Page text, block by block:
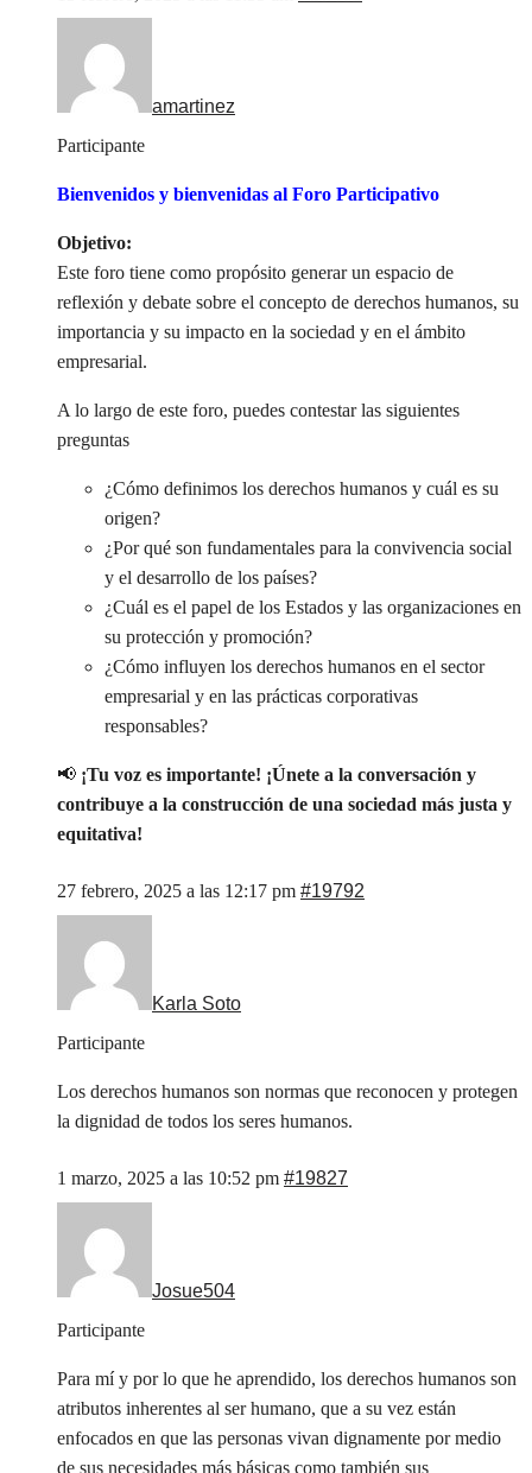
amartinez
Participante
Bienvenidos y bienvenidas al Foro Participativo
Objetivo:
Este foro tiene como propósito generar un espacio de
reflexión y debate sobre el concepto de derechos humanos, su
importancia y su impacto en la sociedad y en el ámbito
empresarial.
A lo largo de este foro, puedes contestar las siguientes
preguntas
¿Cómo definimos los derechos humanos y cuál es su
origen?
¿Por qué son fundamentales para la convivencia social
y el desarrollo de los países?
¿Cuál es el papel de los Estados y las organizaciones en
su protección y promoción?
¿Cómo influyen los derechos humanos en el sector
empresarial y en las prácticas corporativas
responsables?
📢 ¡Tu voz es importante! ¡Únete a la conversación y
contribuye a la construcción de una sociedad más justa y
equitativa!
27 febrero, 2025 a las 12:17 pm #19792
Karla Soto
Participante
Los derechos humanos son normas que reconocen y protegen
la dignidad de todos los seres humanos.
1 marzo, 2025 a las 10:52 pm #19827
Josue504
Participante
Para mí y por lo que he aprendido, los derechos humanos son
atributos inherentes al ser humano, que a su vez están
enfocados en que las personas vivan dignamente por medio
de sus necesidades más básicas como también sus